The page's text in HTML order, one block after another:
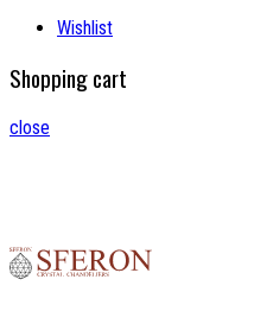
Wishlist
Shopping cart
close